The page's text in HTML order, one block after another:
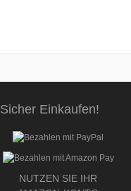
Sicher Einkaufen!
NUTZEN SIE IHR